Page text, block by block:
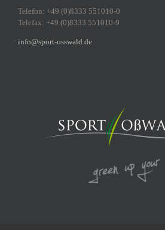
Telefon: +49 (0)8333 551010-0
Telefax: +49 (0)8333 551010-9
info@sport-osswald.de